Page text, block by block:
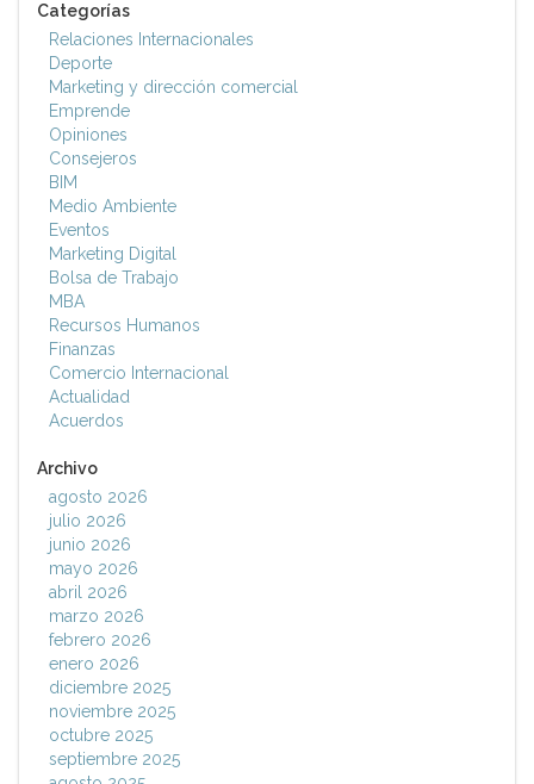
Categorías
Relaciones Internacionales
Deporte
Marketing y dirección comercial
Emprende
Opiniones
Consejeros
BIM
Medio Ambiente
Eventos
Marketing Digital
Bolsa de Trabajo
MBA
Recursos Humanos
Finanzas
Comercio Internacional
Actualidad
Acuerdos
Archivo
agosto 2026
julio 2026
junio 2026
mayo 2026
abril 2026
marzo 2026
febrero 2026
enero 2026
diciembre 2025
noviembre 2025
octubre 2025
septiembre 2025